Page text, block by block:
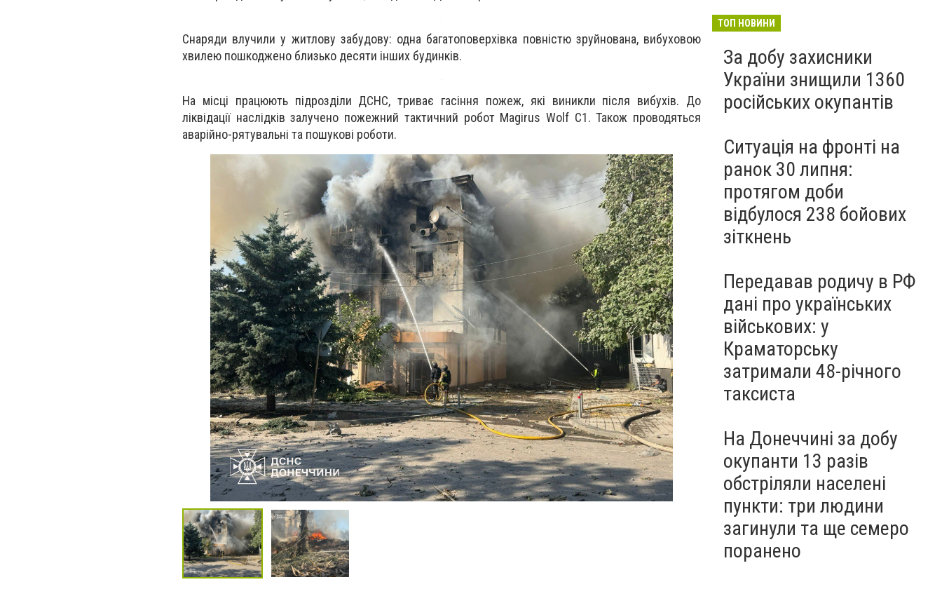
Снаряди влучили у житлову забудову: одна багатоповерхівка повністю зруйнована, вибуховою
хвилею пошкоджено близько десяти інших будинків.
На місці працюють підрозділи ДСНС, триває гасіння пожеж, які виникли після вибухів. До
ліквідації наслідків залучено пожежний тактичний робот Magirus Wolf C1. Також проводяться
аварійно-рятувальні та пошукові роботи.
зіткнень
ТОП НОВИНИ
За добу захисники
України знищили 1360
російських окупантів
Ситуація на фронті на
ранок 30 липня:
протягом доби
відбулося 238 бойових
зіткнень
Передавав родичу в РФ
дані про українських
військових: у
Краматорську
затримали 48-річного
таксиста
На Донеччині за добу
окупанти 13 разів
обстріляли населені
пункти: три людини
загинули та ще семеро
поранено